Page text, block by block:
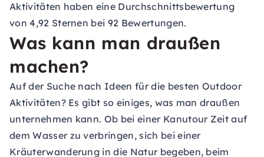
Aktivitäten haben eine Durchschnittsbewertung
von 4,92 Sternen bei 92 Bewertungen.
Was kann man draußen
machen?
Auf der Suche nach Ideen für die besten Outdoor
Aktivitäten? Es gibt so einiges, was man draußen
unternehmen kann. Ob bei einer Kanutour Zeit auf
dem Wasser zu verbringen, sich bei einer
Kräuterwanderung in die Natur begeben, beim